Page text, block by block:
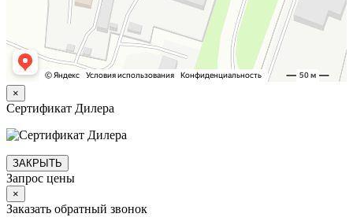
×
Сертификат Дилера
ЗАКРЫТЬ
Запрос цены
×
Заказать обратный звонок